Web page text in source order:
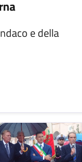
e della